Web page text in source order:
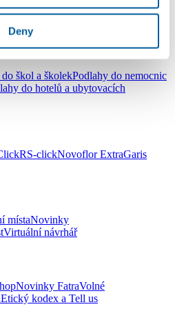
Deny
Podlahy do koupelnyPodlahy do
užití
škol a školekPodlahy do nemocnic
do hotelů a ubytovacích
RS-clickNovoflor ExtraGaris
místaNovinky
Virtuální návrhář
Novinky FatraVolné
Etický kodex a Tell us